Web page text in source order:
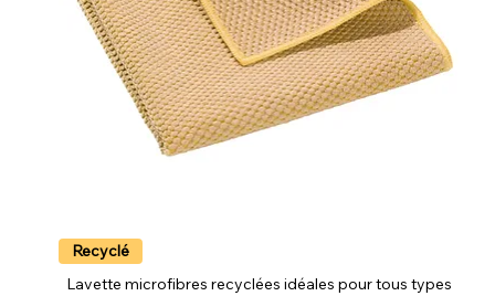
Recyclé
Lavette microfibres recyclées idéales pour tous types